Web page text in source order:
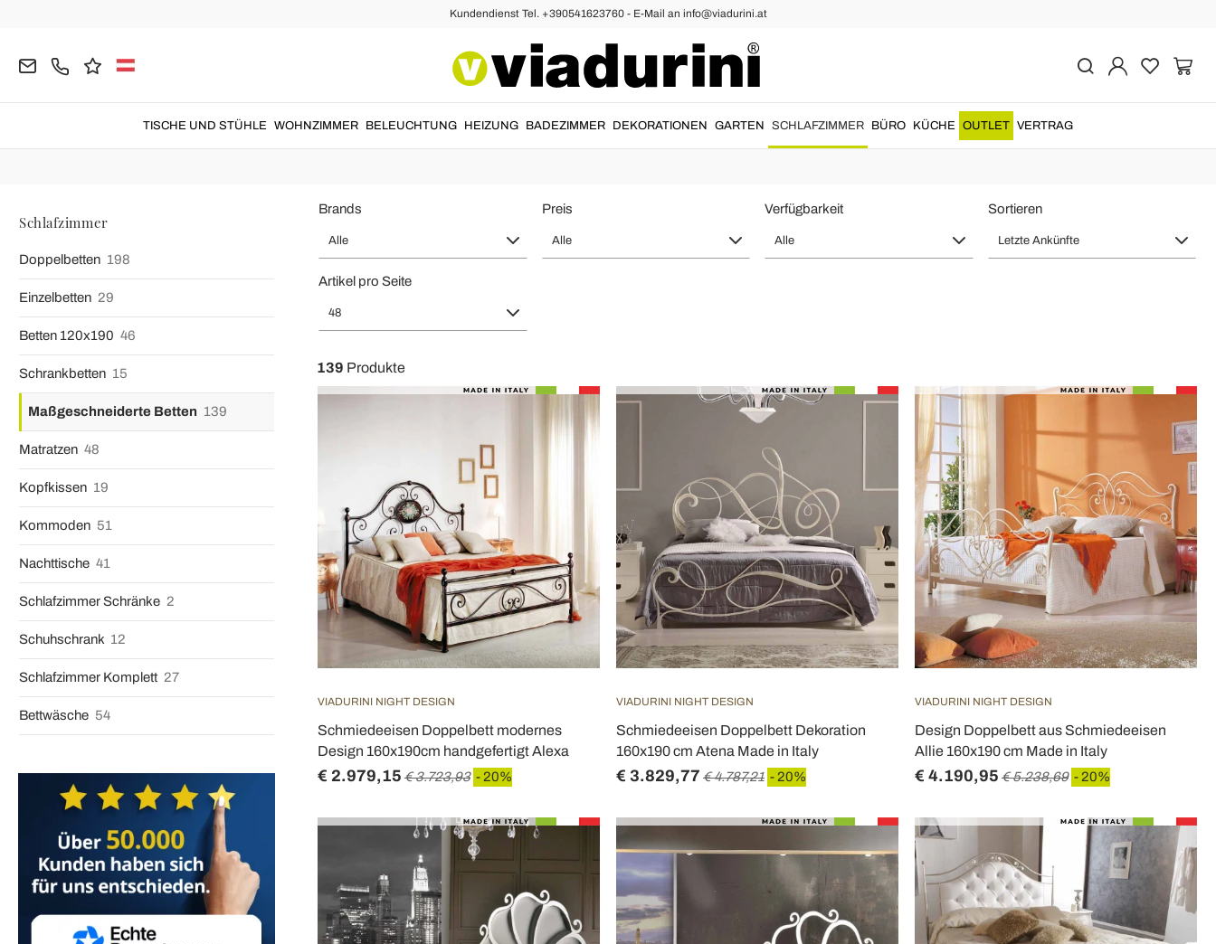
Kundendienst Tel. +390541623760 - E-Mail an info@viadurini.at
TISCHE UND STÜHLE WOHNZIMMER BELEUCHTUNG HEIZUNG BADEZIMMER DEKORATIONEN GARTEN SCHLAFZIMMER BÜRO KÜCHE OUTLET VERTRAG
Maßgeschneiderte Betten und Betten nach Maß Made in Italy
maßgeschneiderte Betten und Betten nach Maß Made in Italy
von Viadurini für elegante Schlafzimmer, Hotels, Suiten und exklusive Einrichtungsprojekte. Doppelbetten, Polsterbetten und
Modelle aus Holz, Stoff, Leder, Kunstleder oder Schmiedeeisen, gefertigt mit italienischer Qualität, raffinierten Materialien und sicherer Lieferung.
Schlafzimmer
Doppelbetten 198
Einzelbetten 29
Betten 120x190 46
Schrankbetten 15
Maßgeschneiderte Betten 139
Matratzen 48
Kopfkissen 19
Kommoden 51
Nachttische 41
Schlafzimmer Schränke 2
Schuhschrank 12
Schlafzimmer Komplett 27
Bettwäsche 54
Brands
Alle
Preis
Alle
Verfügbarkeit
Alle
Sortieren
Letzte Ankünfte
Artikel pro Seite
48
139 Produkte
VIADURINI NIGHT DESIGN
Schmiedeeisen Doppelbett modernes
Design 160x190cm handgefertigt Alexa
€ 2.979,15 € 3.723,93 - 20%
VIADURINI NIGHT DESIGN
Schmiedeeisen Doppelbett Dekoration
160x190 cm Atena Made in Italy
€ 3.829,77 € 4.787,21 - 20%
VIADURINI NIGHT DESIGN
Design Doppelbett aus Schmiedeeisen
Allie 160x190 cm Made in Italy
€ 4.190,95 € 5.238,69 - 20%